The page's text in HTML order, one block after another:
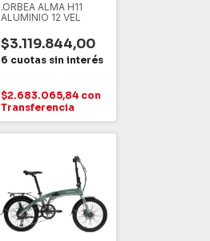
.ORBEA ALMA H11
ALUMINIO 12 VEL
$3.119.844,00
$2.683.065,84 con
Transferencia